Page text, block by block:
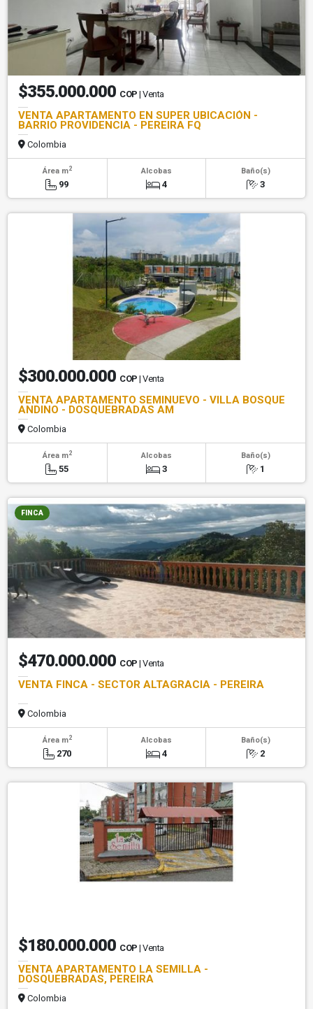
$355.000.000 COP | Venta
VENTA APARTAMENTO EN SUPER UBICACIÓN -
BARRIO PROVIDENCIA - PEREIRA FQ
Colombia
Área m2
99
Alcobas
4
Baño(s)
3
$300.000.000 COP | Venta
VENTA APARTAMENTO SEMINUEVO - VILLA BOSQUE
ANDINO - DOSQUEBRADAS AM
Colombia
Área m2
55
Alcobas
3
Baño(s)
1
FINCA
$470.000.000 COP | Venta
VENTA FINCA - SECTOR ALTAGRACIA - PEREIRA
Colombia
Área m2
270
Alcobas
4
Baño(s)
2
$180.000.000 COP | Venta
VENTA APARTAMENTO LA SEMILLA -
DOSQUEBRADAS, PEREIRA
Colombia